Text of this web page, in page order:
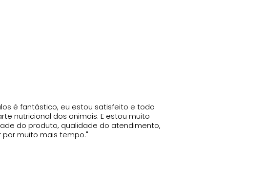
é fantástico, eu estou satisfeito e todo
nutricional dos animais. E estou muito
do produto, qualidade do atendimento,
muito mais tempo."